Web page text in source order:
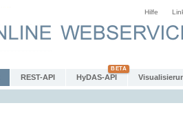
Hilfe
REST-API HyDAS-API